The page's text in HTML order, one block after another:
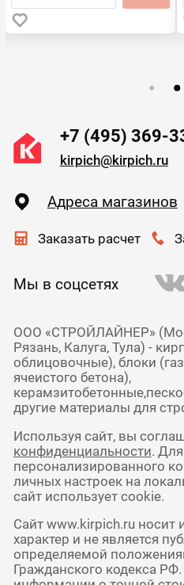
+7 (495) 369-
kirpich@kirpich.ru
Адреса магазинов
Заказать расчет
Мы в соцсетях
ООО «СТРОЙЛАЙНЕР»
Рязань, Калуга, Тула) -
облицовочные), блоки
ячеистого бетона),
другие материалы для
Используя сайт, вы
конфиденциальности.
персонализированного
личных настроек на
сайт использует cookie.
Сайт www.kirpich.ru
характер и не является
определяемой
Гражданского кодекса